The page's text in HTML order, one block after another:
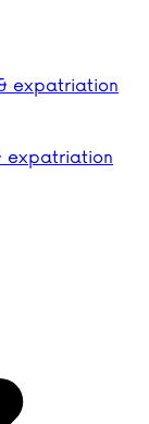
expatriation
expatriation